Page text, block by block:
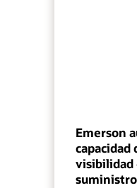
Emerson
capacidad
visibilidad
suministro